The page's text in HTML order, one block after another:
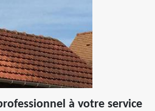
à votre service